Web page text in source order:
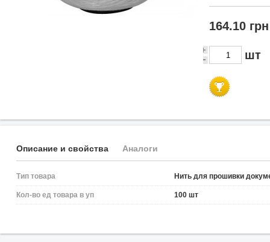
164.10 грн
шт
Описание и свойства Аналоги
Тип товара Нить для прошивки
Кол-во ед товара в уп 100 шт